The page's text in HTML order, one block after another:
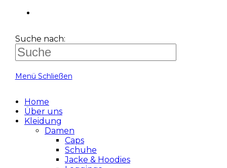
Suche nach:
Menü Schließen
Home
Über uns
Kleidung
Damen
Caps
Schuhe
Jacke & Hoodies